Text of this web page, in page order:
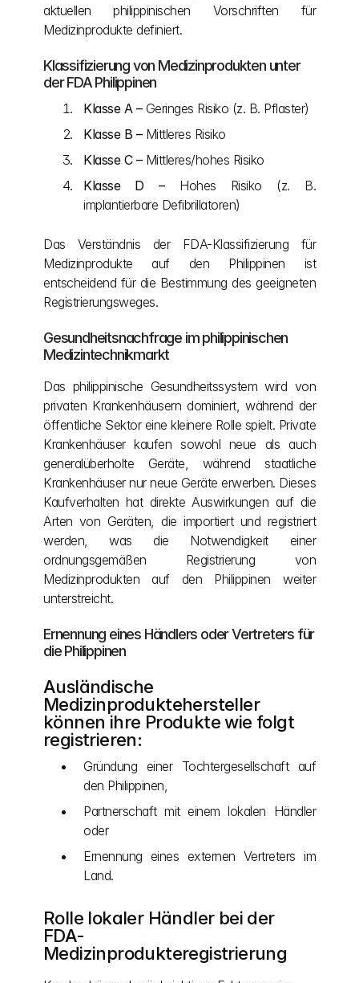
aktuellen philippinischen Vorschriften für
Medizinprodukte definiert.
Klassifizierung von Medizinprodukten unter
der FDA Philippinen
Klasse A – Geringes Risiko (z. B. Pflaster)
Klasse B – Mittleres Risiko
Klasse C – Mittleres/hohes Risiko
Klasse D – Hohes Risiko (z. B.
implantierbare Defibrillatoren)
Das Verständnis der FDA-Klassifizierung für
Medizinprodukte auf den Philippinen ist
entscheidend für die Bestimmung des geeigneten
Registrierungsweges.
Gesundheitsnachfrage im philippinischen
Medizintechnikmarkt
Das philippinische Gesundheitssystem wird von
privaten Krankenhäusern dominiert, während der
öffentliche Sektor eine kleinere Rolle spielt. Private
Krankenhäuser kaufen sowohl neue als auch
generalüberholte Geräte, während staatliche
Krankenhäuser nur neue Geräte erwerben. Dieses
Kaufverhalten hat direkte Auswirkungen auf die
Arten von Geräten, die importiert und registriert
werden, was die Notwendigkeit einer
ordnungsgemäßen Registrierung von
Medizinprodukten auf den Philippinen weiter
unterstreicht.
Ernennung eines Händlers oder Vertreters für
die Philippinen
Ausländische
Medizinproduktehersteller
können ihre Produkte wie folgt
registrieren:
Gründung einer Tochtergesellschaft auf
den Philippinen,
Partnerschaft mit einem lokalen Händler
oder
Ernennung eines externen Vertreters im
Land.
Rolle lokaler Händler bei der
FDA-
Medizinprodukteregistrierung